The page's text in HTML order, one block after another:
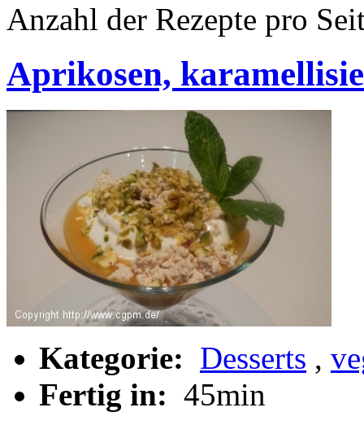
Anzahl der Rezepte pro
Aprikosen,
Kategorie: Desserts ,
Fertig in: 45min